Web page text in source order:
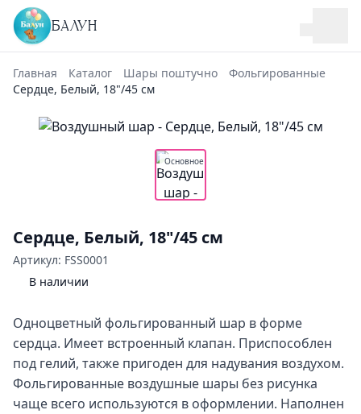
БАЛУН
Главная Каталог Шары поштучно
Фольгированные
Сердце, Белый, 18"/45 см
Основное
Сердце, Белый, 18"/45 см
Артикул: FSS0001
В наличии
Одноцветный фольгированный шар в форме
сердца. Имеет встроенный клапан. Приспособлен
под гелий, также пригоден для надувания воздухом.
Фольгированные воздушные шары без рисунка
чаще всего используются в оформлении. Наполнен